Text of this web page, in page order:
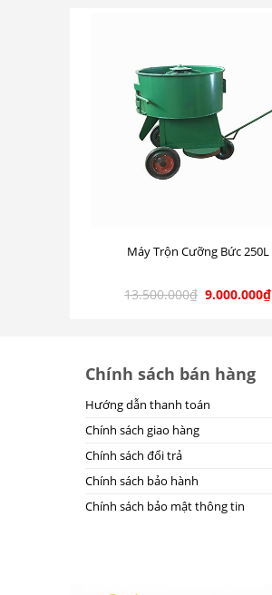
Máy Trộn Cưỡng Bức 250L
13.500.000₫ 9.000.000₫
Chính sách bán hàng
Hướng dẫn thanh toán
Chính sách giao hàng
Chính sách đổi trả
Chính sách bảo hành
Chính sách bảo mật thông tin